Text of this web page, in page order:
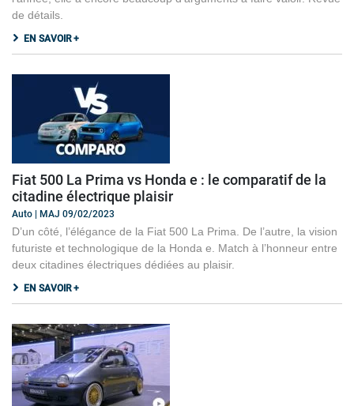
de détails.
EN SAVOIR +
Fiat 500 La Prima vs Honda e : le comparatif de la
citadine électrique plaisir
Auto | MAJ 09/02/2023
D’un côté, l’élégance de la Fiat 500 La Prima. De l’autre, la vision
futuriste et technologique de la Honda e. Match à l’honneur entre
deux citadines électriques dédiées au plaisir.
EN SAVOIR +